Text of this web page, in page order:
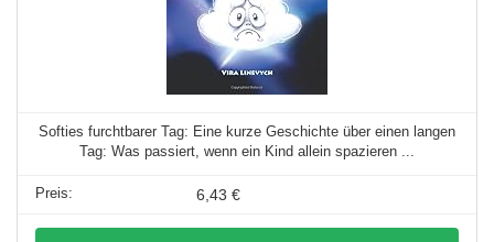
Softies furchtbarer Tag: Eine kurze Geschichte über einen langen
Tag: Was passiert, wenn ein Kind allein spazieren ...
6,43 €